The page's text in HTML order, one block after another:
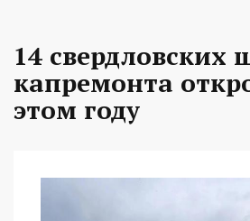
14 свердловских
капремонта
этом году